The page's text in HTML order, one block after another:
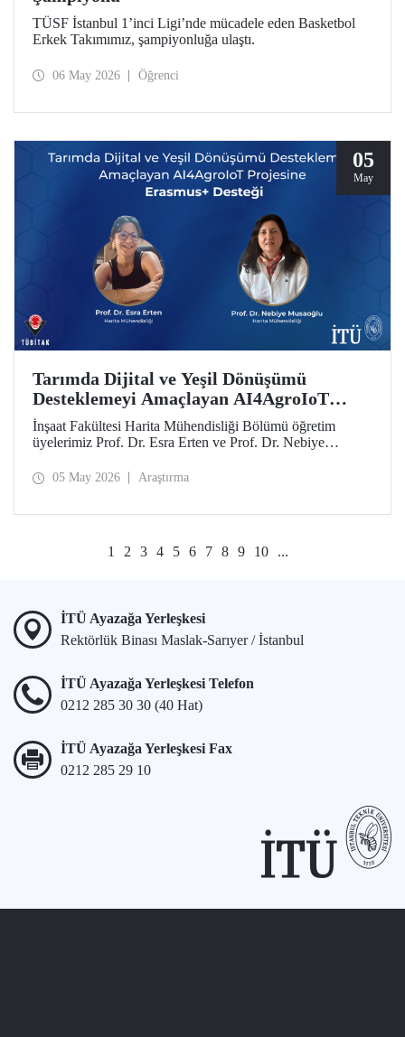
TÜSF İstanbul 1’inci Ligi’nde mücadele eden Basketbol
Erkek Takımımız, şampiyonluğa ulaştı.
06 May 2026 Öğrenci
05
May
Tarımda Dijital ve Yeşil Dönüşümü
Desteklemeyi Amaçlayan AI4AgroIoT
Projesine Erasmus+ Desteği
İnşaat Fakültesi Harita Mühendisliği Bölümü öğretim
üyelerimiz Prof. Dr. Esra Erten ve Prof. Dr. Nebiye
Precision Agriculture) Projesi, Avrupa Birliği Erasmus+
05 May 2026 Araştırma
1 2 3 4 5 6 7 8 9 10 ...
İTÜ Ayazağa Yerleşkesi
Rektörlük Binası Maslak-Sarıyer / İstanbul
İTÜ Ayazağa Yerleşkesi Telefon
0212 285 30 30 (40 Hat)
İTÜ Ayazağa Yerleşkesi Fax
0212 285 29 10